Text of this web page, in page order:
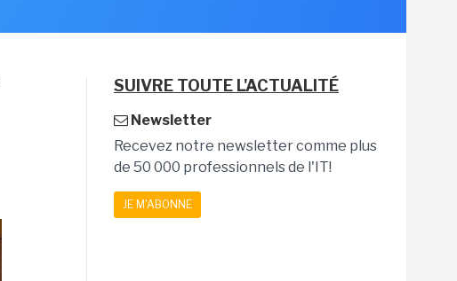
SUIVRE TOUTE L'ACTUALITÉ
Newsletter
Recevez notre newsletter comme plus
de 50 000 professionnels de l'IT!
JE M'ABONNE